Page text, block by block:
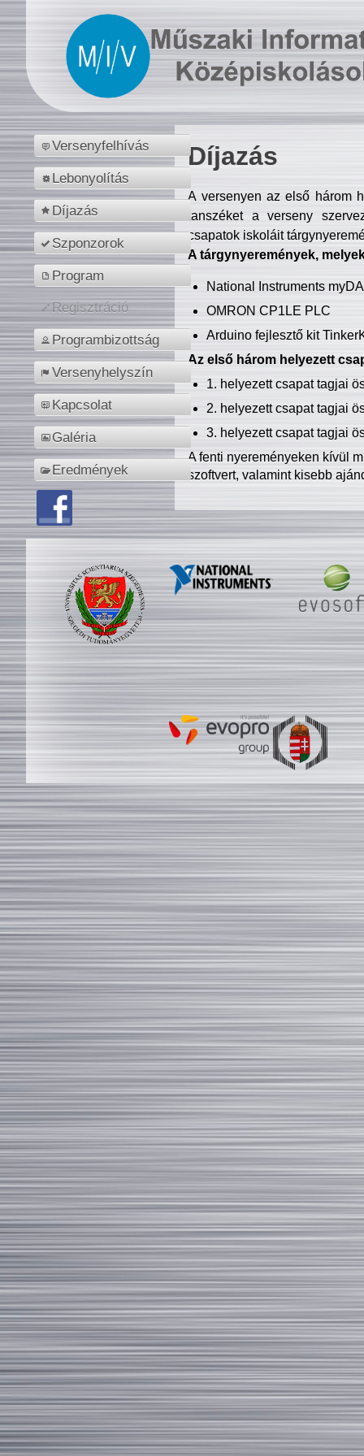
Versenyfelhívás
Lebonyolítás
Díjazás
Szponzorok
Program
Regisztráció
Programbizottság
Versenyhelyszín
Kapcsolat
Galéria
Eredmények
Díjazás
A versenyen az első három
tanszéket a verseny
csapatok iskoláit
A tárgynyeremények,
National Instruments
OMRON CP1LE PLC
Arduino fejlesztő kit
Az első három helyezett
1. helyezett csapat tagjai
2. helyezett csapat tagjai
3. helyezett csapat tagjai
A fenti nyereményeken kívül
szoftvert, valamint kisebb